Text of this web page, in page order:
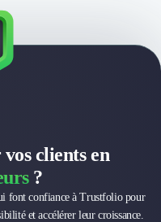
clients en
?
font confiance à Trustfolio pour
et accélérer leur croissance.